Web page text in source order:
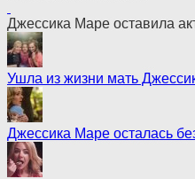
Джессика Маре оставила
Ушла из жизни мать
Джессика Маре осталась